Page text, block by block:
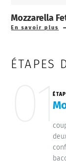
Mozzarella
En savoir plus
ÉTAPES
01